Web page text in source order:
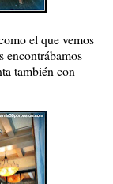
el que vemos
encontrábamos
también con